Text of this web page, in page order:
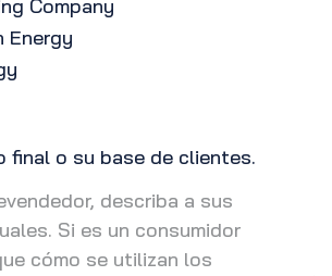
Company
Energy
final o su base de clientes.